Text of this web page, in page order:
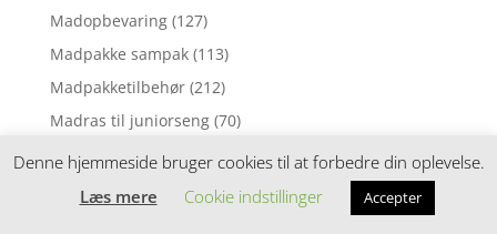
Madopbevaring (127)
Madpakke sampak (113)
Madpakketilbehør (212)
Madras til juniorseng (70)
Madras til tremmeseng
Madras til vugge
(2)
Denne hjemmeside bruger cookies til at forbedre din oplevelse.
Læs mere
Cookie indstillinger Accepter